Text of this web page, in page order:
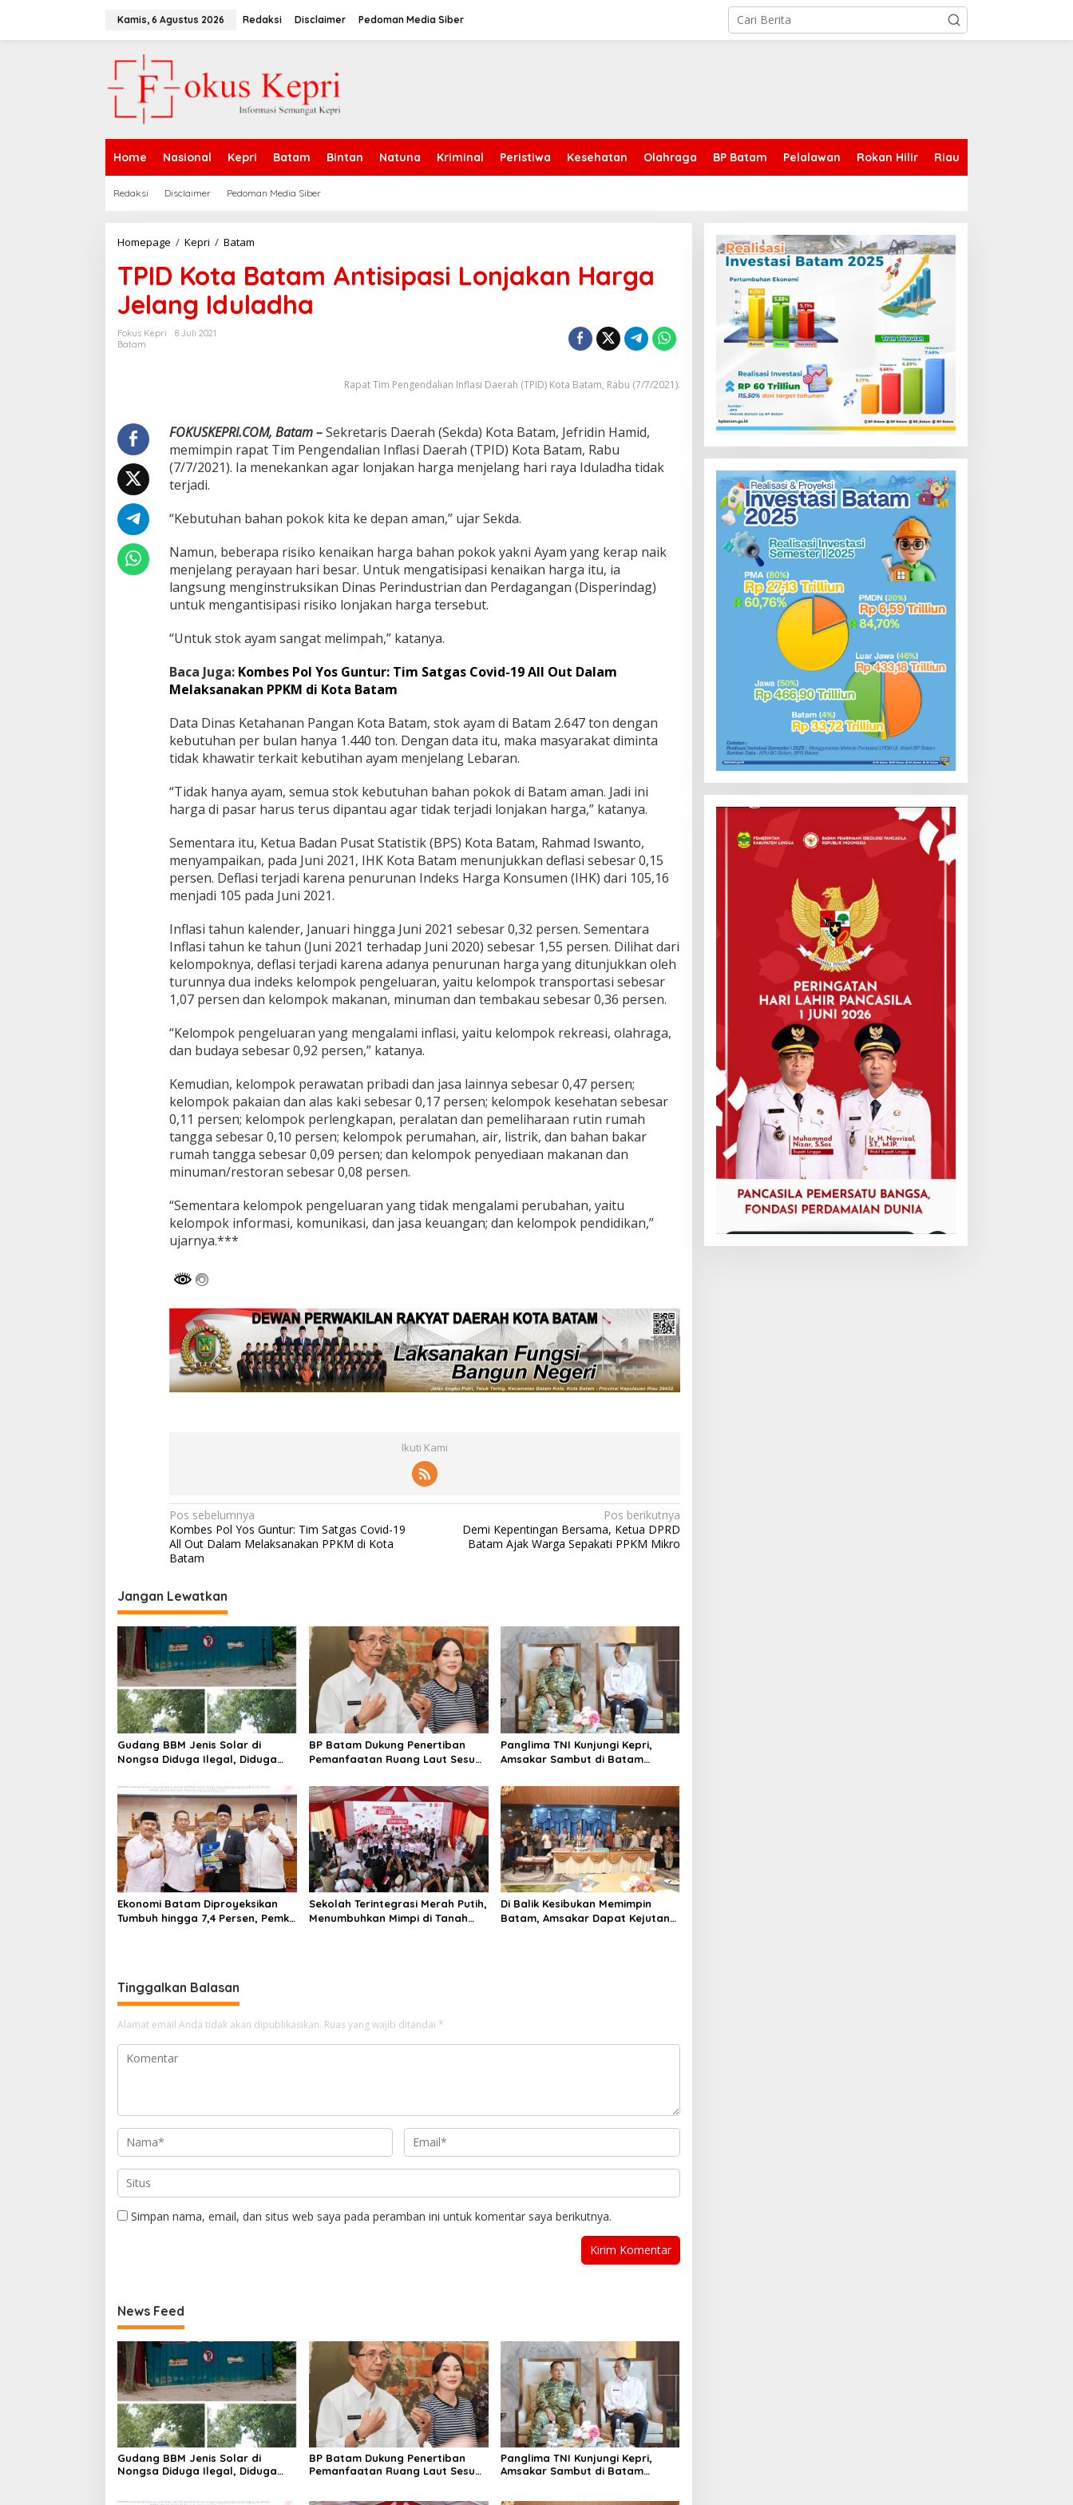
Kamis, 6 Agustus 2026 Redaksi Disclaimer Pedoman Media Siber
Home Nasional Kepri Batam Bintan Natuna Kriminal Peristiwa Kesehatan Olahraga BP Batam Pelalawan Rokan Hilir Riau
Redaksi Disclaimer Pedoman Media Siber
Homepage / Kepri / Batam
I
D
K
o
A
t
i
p
i
L
o
n
k
n
H
r
g
a
l
a
n
I
d
u
a
h
a
TPID Kota Batam Antisipasi Lonjakan Harga
Jelang Iduladha
Fokus Kepri
8 Juli 2021
Batam
Rapat Tim Pengendalian Inflasi Daerah (TPID) Kota Batam, Rabu (7/7/2021).
FOKUSKEPRI.COM, Batam –Sekretaris Daerah (Sekda) Kota Batam, Jefridin Hamid,
memimpin rapat Tim Pengendalian Inflasi Daerah (TPID) Kota Batam, Rabu
(7/7/2021). Ia menekankan agar lonjakan harga menjelang hari raya Iduladha tidak
terjadi.
“Kebutuhan bahan pokok kita ke depan aman,” ujar Sekda.
Namun, beberapa risiko kenaikan harga bahan pokok yakni Ayam yang kerap naik
menjelang perayaan hari besar. Untuk mengatisipasi kenaikan harga itu, ia
langsung menginstruksikan Dinas Perindustrian dan Perdagangan (Disperindag)
untuk mengantisipasi risiko lonjakan harga tersebut.
“Untuk stok ayam sangat melimpah,” katanya.
Baca Juga: Kombes Pol Yos Guntur: Tim Satgas Covid-19 All Out Dalam
Melaksanakan PPKM di Kota Batam
Data Dinas Ketahanan Pangan Kota Batam, stok ayam di Batam 2.647 ton dengan
kebutuhan per bulan hanya 1.440 ton. Dengan data itu, maka masyarakat diminta
tidak khawatir terkait kebutihan ayam menjelang Lebaran.
“Tidak hanya ayam, semua stok kebutuhan bahan pokok di Batam aman. Jadi ini
harga di pasar harus terus dipantau agar tidak terjadi lonjakan harga,” katanya.
Sementara itu, Ketua Badan Pusat Statistik (BPS) Kota Batam, Rahmad Iswanto,
menyampaikan, pada Juni 2021, IHK Kota Batam menunjukkan deflasi sebesar 0,15
persen. Deflasi terjadi karena penurunan Indeks Harga Konsumen (IHK) dari 105,16
menjadi 105 pada Juni 2021.
Inflasi tahun kalender, Januari hingga Juni 2021 sebesar 0,32 persen. Sementara
Inflasi tahun ke tahun (Juni 2021 terhadap Juni 2020) sebesar 1,55 persen. Dilihat dari
kelompoknya, deflasi terjadi karena adanya penurunan harga yang ditunjukkan oleh
turunnya dua indeks kelompok pengeluaran, yaitu kelompok transportasi sebesar
1,07 persen dan kelompok makanan, minuman dan tembakau sebesar 0,36 persen.
“Kelompok pengeluaran yang mengalami inflasi, yaitu kelompok rekreasi, olahraga,
dan budaya sebesar 0,92 persen,” katanya.
Kemudian, kelompok perawatan pribadi dan jasa lainnya sebesar 0,47 persen;
kelompok pakaian dan alas kaki sebesar 0,17 persen; kelompok kesehatan sebesar
0,11 persen; kelompok perlengkapan, peralatan dan pemeliharaan rutin rumah
tangga sebesar 0,10 persen; kelompok perumahan, air, listrik, dan bahan bakar
rumah tangga sebesar 0,09 persen; dan kelompok penyediaan makanan dan
minuman/restoran sebesar 0,08 persen.
“Sementara kelompok pengeluaran yang tidak mengalami perubahan, yaitu
kelompok informasi, komunikasi, dan jasa keuangan; dan kelompok pendidikan,”
ujarnya.***
Ikuti Kami
N
a
v
i
g
a
s
i
p
o
s
Pos sebelumnya
Kombes Pol Yos Guntur: Tim Satgas Covid-19
All Out Dalam Melaksanakan PPKM di Kota
Batam
Pos berikutnya
Demi Kepentingan Bersama, Ketua DPRD
Batam Ajak Warga Sepakati PPKM Mikro
Jangan Lewatkan
Gudang BBM Jenis Solar di
Nongsa Diduga Ilegal, Diduga
Kapal
BP Batam Dukung Penertiban
Pemanfaatan Ruang Laut Sesuai
undangan
Panglima TNI Kunjungi Kepri,
Amsakar Sambut di Batam
Ekonomi Batam Diproyeksikan
Tumbuh hingga 7,4 Persen, Pemko
Sekolah Terintegrasi Merah Putih,
Menumbuhkan Mimpi di Tanah
Di Balik Kesibukan Memimpin
Batam, Amsakar Dapat Kejutan
Tinggalkan Balasan
Alamat email Anda tidak akan dipublikasikan. Ruas yang wajib ditandai *
Simpan nama, email, dan situs web saya pada peramban ini untuk komentar saya berikutnya.
News Feed
Gudang BBM Jenis Solar di
Nongsa Diduga Ilegal, Diduga
BP Batam Dukung Penertiban
Pemanfaatan Ruang Laut Sesuai
Panglima TNI Kunjungi Kepri,
Amsakar Sambut di Batam